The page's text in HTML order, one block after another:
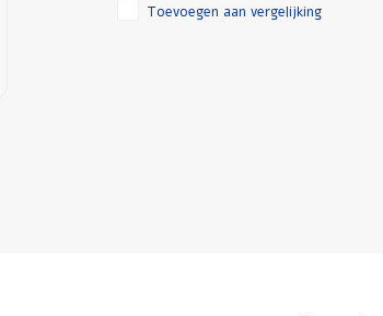
Toevoegen aan vergelijking